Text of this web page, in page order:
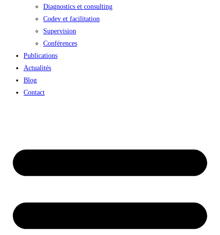
Diagnostics et consulting
Codev et facilitation
Supervision
Conférences
Publications
Actualités
Blog
Contact